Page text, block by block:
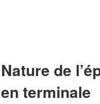
Nature de
en terminale